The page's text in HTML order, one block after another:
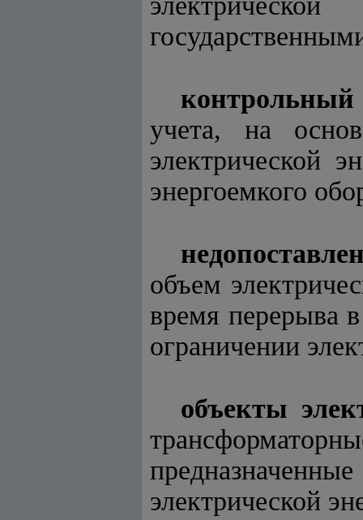
контрольный
учета, на
электрической
энергоемкого
объем
время перерыва
ограничении
объекты
электрической